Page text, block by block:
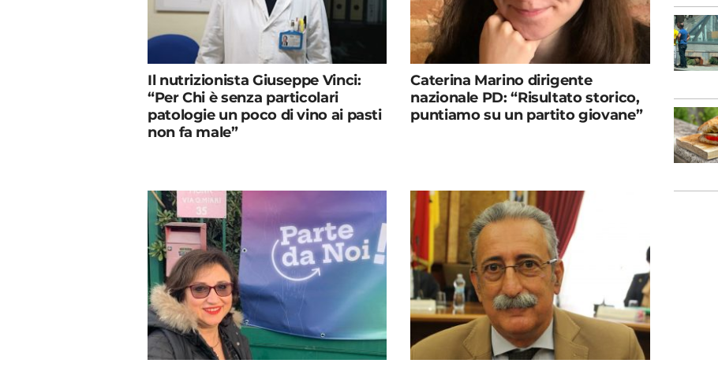
Il nutrizionista Giuseppe Vinci:
“Per Chi è senza particolari
patologie un poco di vino ai pasti
non fa male”
Caterina Marino dirigente
nazionale PD: “Risultato storico,
puntiamo su un partito giovane”